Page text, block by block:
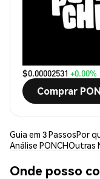
$0.00002531 +0.00%
Comprar
Guia em 3 PassosPor
Análise PONCHOutras
Onde posso